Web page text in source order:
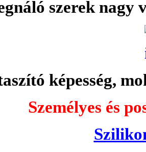
szerek
képesség,
Személyes és